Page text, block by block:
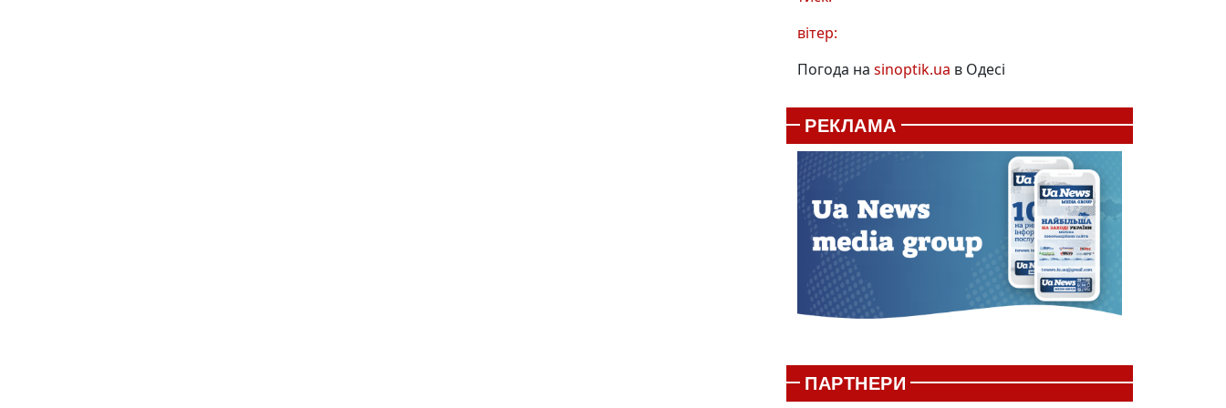
вітер:
Погода на sinoptik.ua в Одесі
РЕКЛАМА
ПАРТНЕРИ